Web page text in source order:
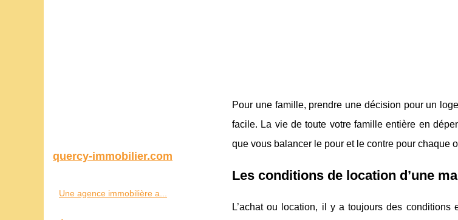
Pour une famille, prendre une décision pour un
facile. La vie de toute votre famille entière en
que vous balancer le pour et le contre pour chaque
Les conditions de location d’une
L’achat ou location, il y a toujours des conditions
quercy-immobilier.com
Une agence immobilière a...